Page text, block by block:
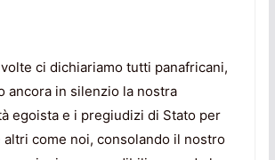
ci dichiariamo tutti panafricani,
ancora in silenzio la nostra
egoista e i pregiudizi di Stato per
altri come noi, consolando il nostro